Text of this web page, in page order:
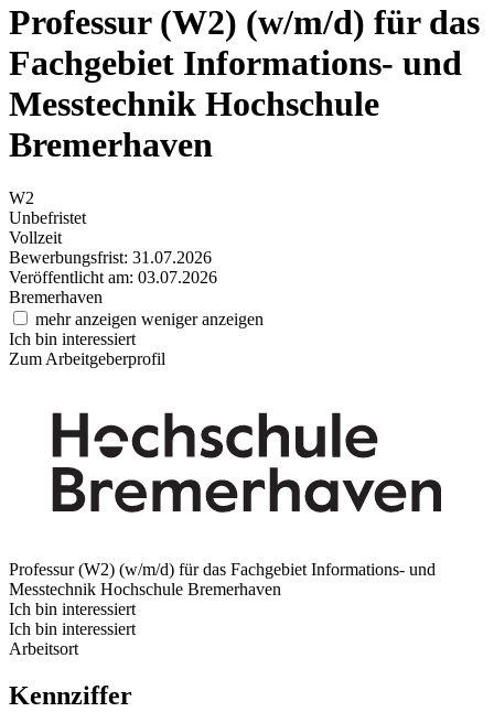
Professur (W2) (w/m/d) für das
Fachgebiet Informations- und
Messtechnik Hochschule
Bremerhaven
W2
Unbefristet
Vollzeit
Bewerbungsfrist: 31.07.2026
Veröffentlicht am: 03.07.2026
Bremerhaven
mehr anzeigen weniger anzeigen
Ich bin interessiert
Zum Arbeitgeberprofil
Professur (W2) (w/m/d) für das Fachgebiet Informations- und
Messtechnik Hochschule Bremerhaven
Ich bin interessiert
Ich bin interessiert
Arbeitsort
Kennziffer